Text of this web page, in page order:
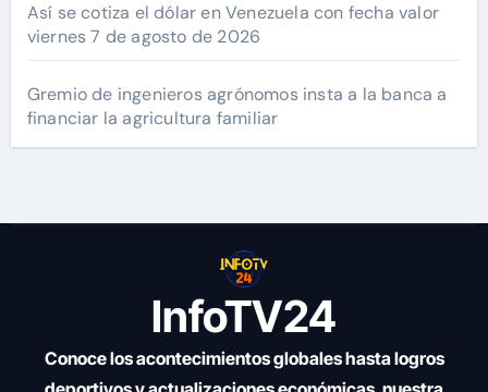
Así se cotiza el dólar en Venezuela con fecha valor
viernes 7 de agosto de 2026
Gremio de ingenieros agrónomos insta a la banca a
financiar la agricultura familiar
InfoTV24
Conoce los acontecimientos globales hasta logros